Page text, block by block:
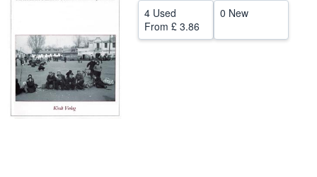
CLOSE
4 Used
From £ 3.86
0 New